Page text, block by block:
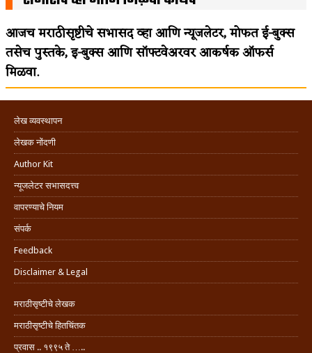
आजच मराठीसृष्टीचे सभासद व्हा आणि न्यूजलेटर, मोफत ई-बुक्स
तसेच पुस्तके, इ-बुक्स आणि सॉफ्टवेअरवर आकर्षक ऑफर्स
मिळवा.
लेख व्यवस्थापन
लेखक नोंदणी
Author Kit
न्यूजलेटर सभासदत्त्व
वापरण्याचे नियम
संपर्क
Feedback
Disclaimer & Legal
मराठीसृष्टीचे लेखक
मराठीसृष्टीचे हितचिंतक
प्रवास .. १९९५ ते …..